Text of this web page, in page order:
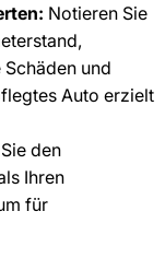
Notieren Sie
und
Auto erzielt
den
Ihren
für